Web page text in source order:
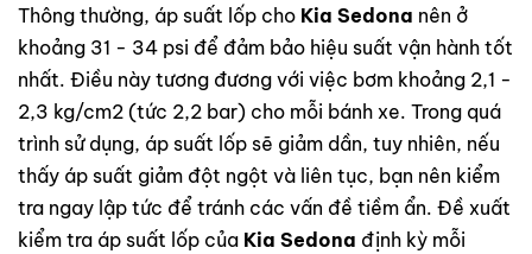
Thông thường, áp suất lốp cho Kia Sedona nên ở
khoảng 31 - 34 psi để đảm bảo hiệu suất vận hành tốt
nhất. Điều này tương đương với việc bơm khoảng 2,1 -
2,3 kg/cm2 (tức 2,2 bar) cho mỗi bánh xe. Trong quá
trình sử dụng, áp suất lốp sẽ giảm dần, tuy nhiên, nếu
thấy áp suất giảm đột ngột và liên tục, bạn nên kiểm
tra ngay lập tức để tránh các vấn đề tiềm ẩn. Đề xuất
kiểm tra áp suất lốp của Kia Sedona định kỳ mỗi